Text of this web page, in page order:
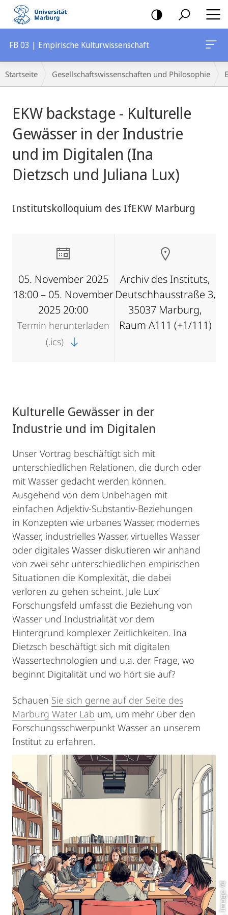
Mobile-
Navigation
FB 03 | Empirische Kulturwissenschaft
Breadcrumb-
Navigation
Startseite Gesellschaftswissenschaften und Philosophie
EKW backstage - Kulturelle
Gewässer in der Industrie
und im Digitalen (Ina
Dietzsch und Juliana Lux)
Institutskolloquium des IfEKW Marburg
05. November 2025
18:00 – 05. November
2025 20:00
Termin herunterladen
(.ics)
Archiv des Instituts,
Deutschhausstraße 3,
35037 Marburg,
Raum A111 (+1/111)
Kulturelle Gewässer in der
Industrie und im Digitalen
Unser Vortrag beschäftigt sich mit
unterschiedlichen Relationen, die durch oder
mit Wasser gedacht werden können.
Ausgehend von dem Unbehagen mit
einfachen Adjektiv-Substantiv-Beziehungen
in Konzepten wie urbanes Wasser, modernes
Wasser, industrielles Wasser, virtuelles Wasser
oder digitales Wasser diskutieren wir anhand
von zwei sehr unterschiedlichen empirischen
Situationen die Komplexität, die dabei
verloren zu gehen scheint. Jule Lux‘
Forschungsfeld umfasst die Beziehung von
Wasser und Industrialität vor dem
Hintergrund komplexer Zeitlichkeiten. Ina
Dietzsch beschäftigt sich mit digitalen
Wassertechnologien und u.a. der Frage, wo
beginnt Digitalität und wo hört sie auf?
Schauen Sie sich gerne auf der Seite des
Marburg Water Lab um, um mehr über den
Forschungsschwerpunkt Wasser an unserem
Institut zu erfahren.